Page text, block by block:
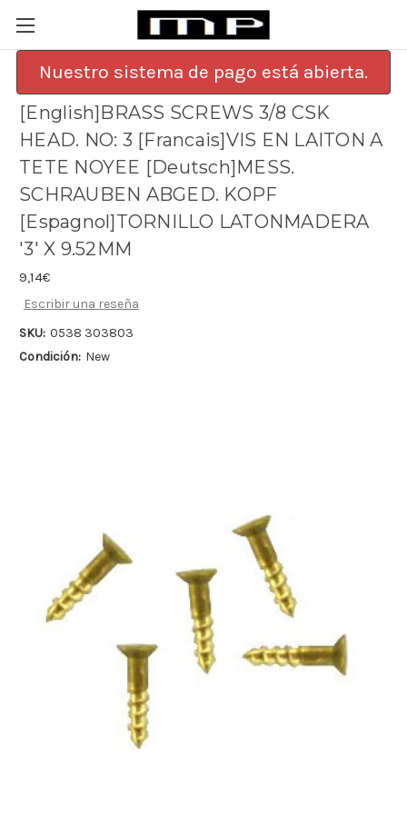
Nuestro sistema de pago está abierta.
[English]BRASS SCREWS 3/8 CSK
HEAD. NO: 3 [Francais]VIS EN LAITON A
TETE NOYEE [Deutsch]MESS.
SCHRAUBEN ABGED. KOPF
[Espagnol]TORNILLO LATONMADERA
'3' X 9.52MM
9,14€
Escribir una reseña
SKU: 0538 303803
Condición: New